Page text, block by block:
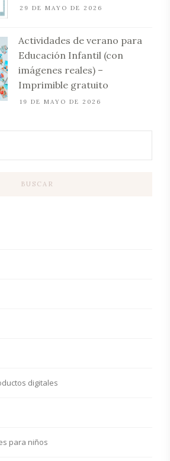
29 DE MAYO DE 2026
Actividades de verano para
Educación Infantil (con
imágenes reales) –
Imprimible gratuito
19 DE MAYO DE 2026
BUSCAR
digitales
para niños